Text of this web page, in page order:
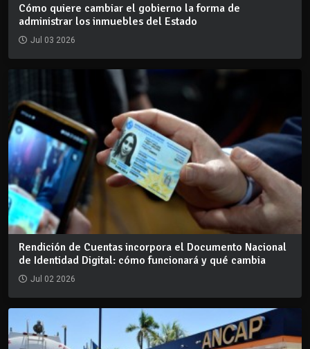
Cómo quiere cambiar el gobierno la forma de
administrar los inmuebles del Estado
Jul 03 2026
Rendición de Cuentas incorpora el Documento Nacional
de Identidad Digital: cómo funcionará y qué cambia
Jul 02 2026